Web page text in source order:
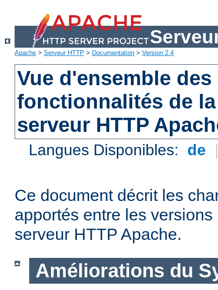
Apache > Serveur HTTP > Documentation > Version 2.4
Vue d'ensemble
fonctionnalités de
serveur HTTP
Langues Disponibles: de
Ce document décrit les
apportés entre les versions
serveur HTTP Apache.
Améliorations du